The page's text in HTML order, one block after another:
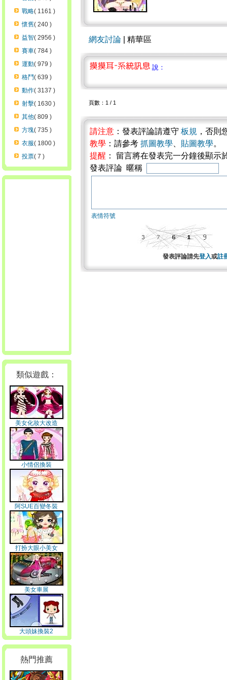
戰略( 1161 )
懷舊( 240 )
益智( 2956 )
賽車( 784 )
運動( 979 )
格鬥( 639 )
動作( 3137 )
射擊( 1630 )
其他( 809 )
方塊( 735 )
衣服( 1800 )
投票( 7 )
類似遊戲：
美女化妝大改造
小情侶換裝
阿SUE百變冬裝
打扮大眼小美女
美女車展
大頭妹換裝2
熱門推薦
網友討論 | 精華區
說：
頁數：1 / 1
請注意 ：發表評論請遵守 板規 ，否則
教學 ：請參考 抓圖教學 貼圖教學。
提醒 ： 留言將在發表完一分鐘後顯
發表評論 暱稱
表情符號
發表評論請先登入或註